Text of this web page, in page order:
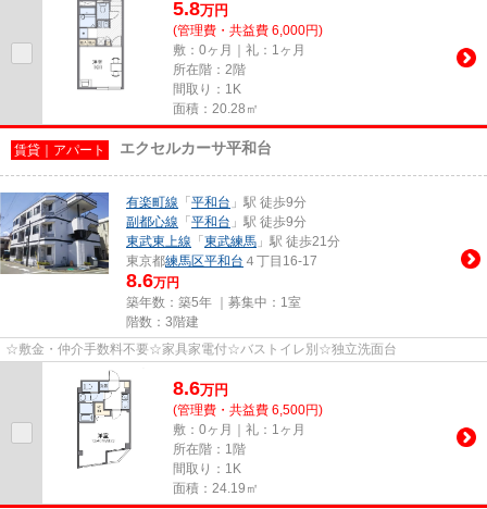
5.8万円
(管理費・共益費 6,000円)
敷：0ヶ月｜礼：1ヶ月
所在階：2階
間取り：1K
面積：20.28㎡
賃貸｜アパート エクセルカーサ平和台
有楽町線 「 平和台 」駅 徒歩9分
副都心線 「 平和台 」駅 徒歩9分
東武東上線 「 東武練馬 」駅 徒歩21分
東京都練馬区平和台 ４丁目16-17
8.6万円
築年数：築5年 ｜募集中： 1室
階数：3階建
☆敷金・仲介手数料不要☆家具家電付☆バストイレ別☆独立洗面台
8.6万円
(管理費・共益費 6,500円)
敷：0ヶ月｜礼：1ヶ月
所在階：1階
間取り：1K
面積：24.19㎡